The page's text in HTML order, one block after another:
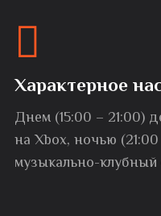
Характерное
Днем (15:00 – 21:00)
на Xbox, ночью
музыкально-клубный